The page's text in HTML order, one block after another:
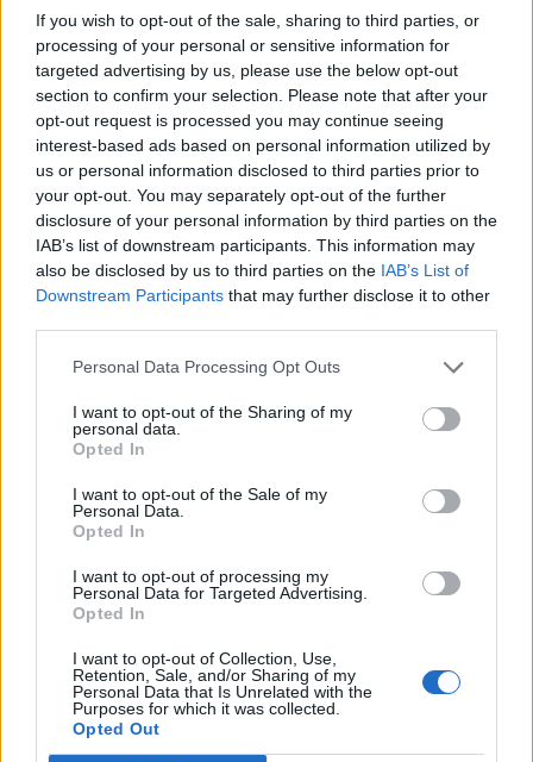
If you wish to opt-out of the sale, sharing to third parties, or
processing of your personal or sensitive information for
targeted advertising by us, please use the below opt-out
section to confirm your selection. Please note that after your
opt-out request is processed you may continue seeing
interest-based ads based on personal information utilized by
us or personal information disclosed to third parties prior to
your opt-out. You may separately opt-out of the further
disclosure of your personal information by third parties on the
IAB’s list of downstream participants. This information may
also be disclosed by us to third parties on the IAB’s List of
Downstream Participants that may further disclose it to other
Personal Data Processing Opt Outs
I want to opt-out of the Sharing of my
personal data.
Opted In
I want to opt-out of the Sale of my
Personal Data.
Opted In
I want to opt-out of processing my
Personal Data for Targeted Advertising.
Opted In
I want to opt-out of Collection, Use,
Retention, Sale, and/or Sharing of my
Personal Data that Is Unrelated with the
Purposes for which it was collected.
Opted Out